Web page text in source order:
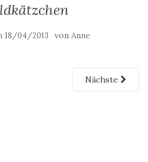
18/04/2013 von Anne
Nächste